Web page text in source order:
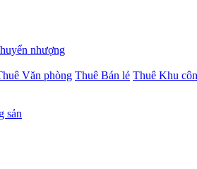
nhượng
Văn phòng Thuê Bán lẻ Thuê Khu
sản